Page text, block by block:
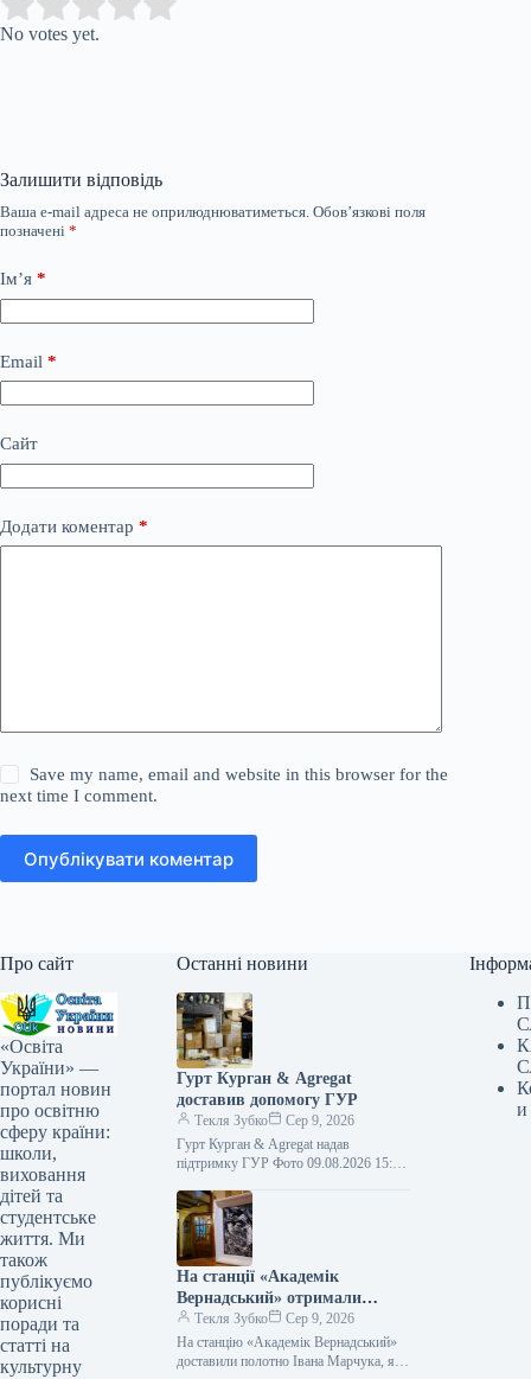
Rate this item:
No votes yet.
Залишити відповідь
Ваша e-mail адреса не оприлюднюватиметься. Обов’язкові поля
позначені *
Ім’я *
Email *
Сайт
Додати коментар *
Save my name, email and website in this browser for the
next time I comment.
Опублікувати коментар
Про сайт
«Освіта
України» —
портал новин
про освітню
сферу країни:
школи,
виховання
дітей та
студентське
життя. Ми
також
публікуємо
корисні
поради та
статті на
культурну
Останні новини
Гурт Курган & Agregat
доставив допомогу ГУР
Текля Зубко
Сер 9, 2026
Гурт Курган & Agregat надав
підтримку ГУР Фото 09.08.2026 15:11
МО «Артан» отримали чергову
допомогу від…
На станції «Академік
Вернадський» отримали
полотно Івана Марчука, яким
він відзначив українських
полярників
Текля Зубко
Сер 9, 2026
На станцію «Академік Вернадський»
доставили полотно Івана Марчука, яке
и